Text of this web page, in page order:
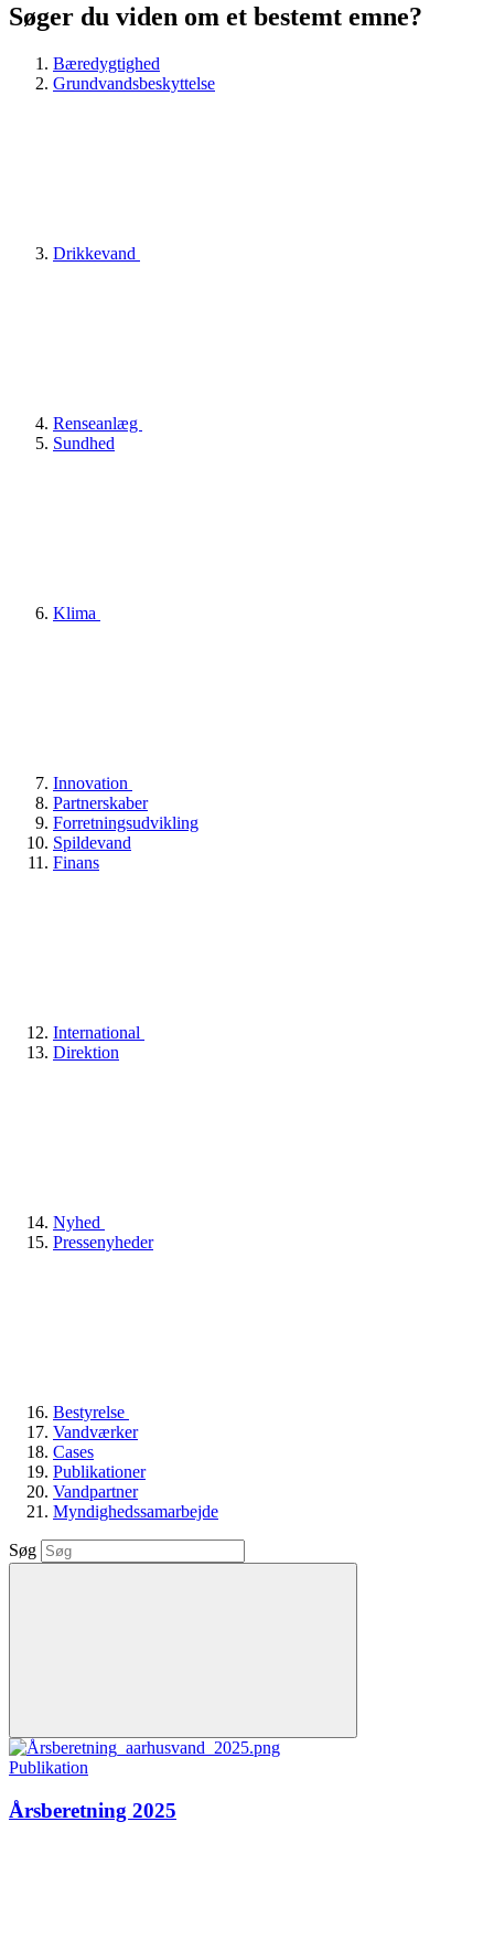
Søger du viden om et bestemt emne?
Bæredygtighed
Grundvandsbeskyttelse
Drikkevand
Renseanlæg
Sundhed
Klima
Innovation
Partnerskaber
Forretningsudvikling
Spildevand
Finans
International
Direktion
Nyhed
Pressenyheder
Bestyrelse
Vandværker
Cases
Publikationer
Vandpartner
Myndighedssamarbejde
Søg
Publikation
Årsberetning 2025